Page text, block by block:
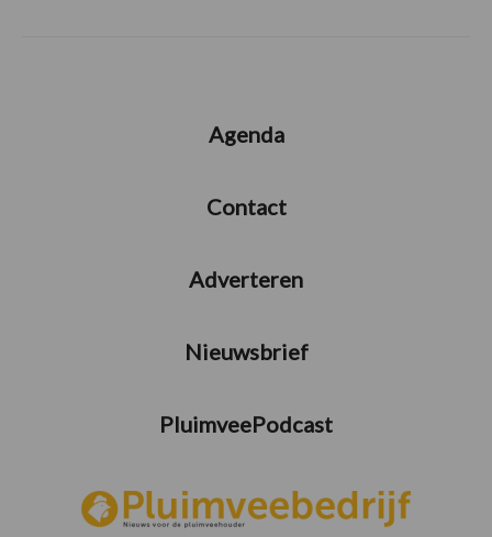
Agenda
Contact
Adverteren
Nieuwsbrief
PluimveePodcast